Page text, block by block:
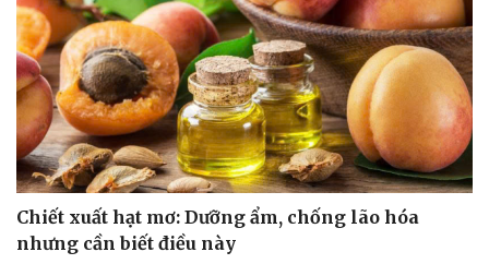
Chiết xuất hạt mơ: Dưỡng ẩm, chống lão hóa
nhưng cần biết điều này